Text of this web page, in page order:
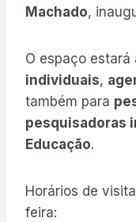
Machado,
O espaço estará
individuais,
também para
pesquisadoras
Educação.
Horários de
feira: